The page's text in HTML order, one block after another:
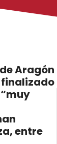
Aragón
finalizado
entre